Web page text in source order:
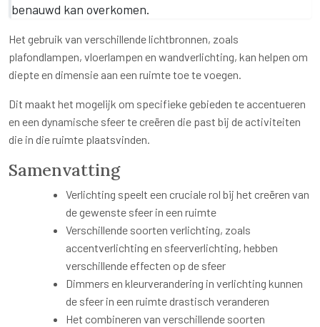
benauwd kan overkomen.
Het gebruik van verschillende lichtbronnen, zoals
plafondlampen, vloerlampen en wandverlichting, kan helpen om
diepte en dimensie aan een ruimte toe te voegen.
Dit maakt het mogelijk om specifieke gebieden te accentueren
en een dynamische sfeer te creëren die past bij de activiteiten
die in die ruimte plaatsvinden.
Samenvatting
Verlichting speelt een cruciale rol bij het creëren van
de gewenste sfeer in een ruimte
Verschillende soorten verlichting, zoals
accentverlichting en sfeerverlichting, hebben
verschillende effecten op de sfeer
Dimmers en kleurverandering in verlichting kunnen
de sfeer in een ruimte drastisch veranderen
Het combineren van verschillende soorten